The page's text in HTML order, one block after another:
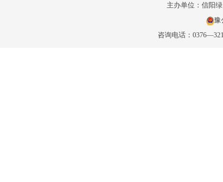
主办单位：信阳
豫
咨询电话：